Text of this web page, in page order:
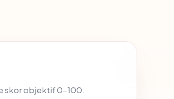
skor objektif 0-100.